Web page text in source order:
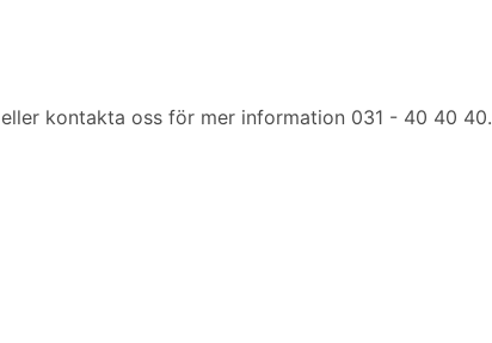
eller kontakta oss för mer information 031 - 40 40 40.